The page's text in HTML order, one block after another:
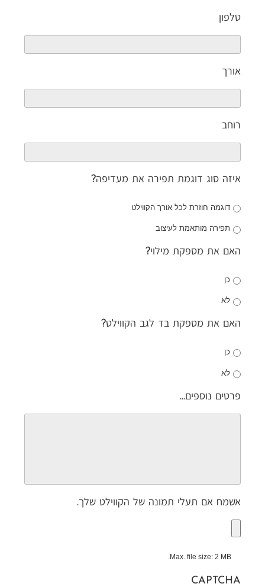
טלפון
אורך
רוחב
איזה סוג דוגמת תפירה את מעדיפה?
דוגמה חוזרת לכל אורך הקווילט
תפירה מותאמת לעיצוב
האם את מספקת מילוי?
כן
לא
האם את מספקת בד לגב הקווילט?
כן
לא
פרטים נוספים...
אשמח אם תעלי תמונה של הקווילט שלך.
Max. file size: 2 MB.
CAPTCHA